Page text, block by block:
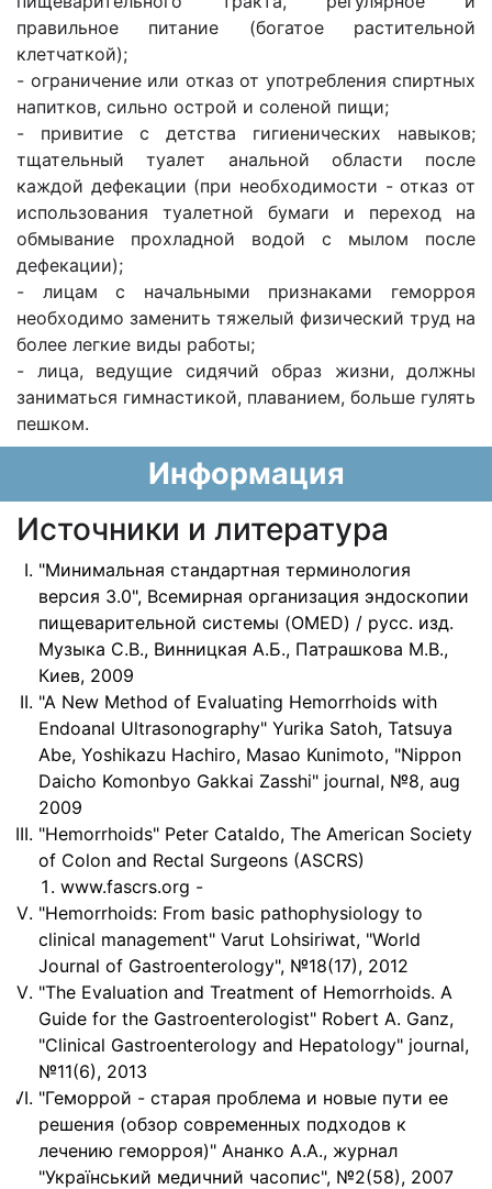
правильное питание (богатое растительной
клетчаткой);
- ограничение или отказ от употребления спиртных
напитков, сильно острой и соленой пищи;
- привитие с детства гигиенических навыков;
тщательный туалет анальной области после
каждой дефекации (при необходимости - отказ от
использования туалетной бумаги и переход на
обмывание прохладной водой с мылом после
дефекации);
- лицам с начальными признаками геморроя
необходимо заменить тяжелый физический труд на
более легкие виды работы;
- лица, ведущие сидячий образ жизни, должны
заниматься гимнастикой, плаванием, больше гулять
пешком.
Информация
Источники и литература
"Минимальная стандартная терминология
версия 3.0", Всемирная организация эндоскопии
пищеварительной системы (OMED) / русс. изд.
Музыка С.В., Винницкая А.Б., Патрашкова М.В.,
Киев, 2009
"A New Method of Evaluating Hemorrhoids with
Endoanal Ultrasonography" Yurika Satoh, Tatsuya
Abe, Yoshikazu Hachiro, Masao Kunimoto, "Nippon
Daicho Komonbyo Gakkai Zasshi" journal, №8, aug
2009
"Hemorrhoids" Peter Cataldo, The American Society
of Colon and Rectal Surgeons (ASCRS)
www.fascrs.org -
"Hemorrhoids: From basic pathophysiology to
clinical management" Varut Lohsiriwat, "World
Journal of Gastroenterology", №18(17), 2012
"The Evaluation and Treatment of Hemorrhoids. A
Guide for the Gastroenterologist" Robert A. Ganz,
"Clinical Gastroenterology and Hepatology" journal,
№11(6), 2013
"Геморрой - старая проблема и новые пути ее
решения (обзор современных подходов к
лечению геморроя)" Ананко А.А., журнал
"Український медичний часопис", №2(58), 2007